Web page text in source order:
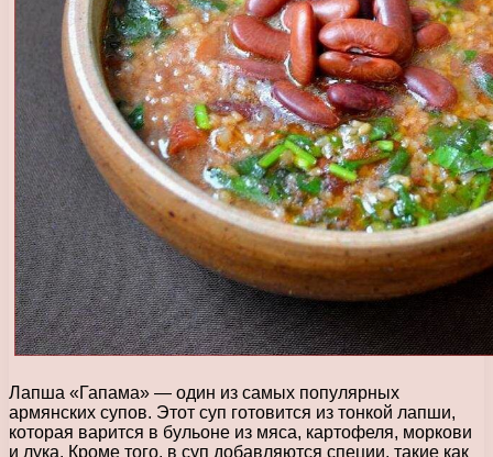
Лапша «Гапама» — один из самых популярных
армянских супов. Этот суп готовится из тонкой лапши,
которая варится в бульоне из мяса, картофеля, моркови
и лука. Кроме того, в суп добавляются специи, такие как